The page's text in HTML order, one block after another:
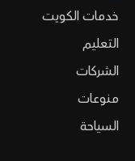
خدمات الكويت
التعليم
الشركات
منوعات
السياحة